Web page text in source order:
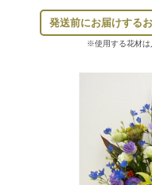
発送前にお届けする
※使用する花材は